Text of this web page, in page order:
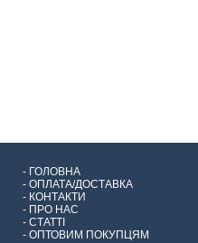
- ГОЛОВНА
- ОПЛАТА/ДОСТАВКА
- КОНТАКТИ
- ПРО НАС
- СТАТТІ
- ОПТОВИМ ПОКУПЦЯМ